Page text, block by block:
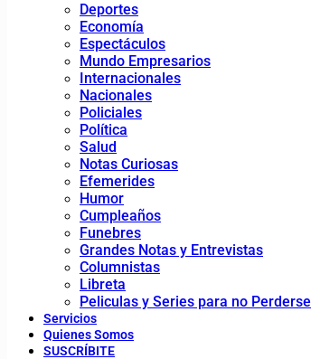
Deportes
Economía
Espectáculos
Mundo Empresarios
Internacionales
Nacionales
Policiales
Política
Salud
Notas Curiosas
Efemerides
Humor
Cumpleaños
Funebres
Grandes Notas y Entrevistas
Columnistas
Libreta
Peliculas y Series para no Perderse
Servicios
Quienes Somos
SUSCRÍBITE